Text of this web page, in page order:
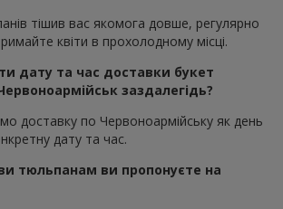
тішив вас якомога довше, регулярно
квіти в прохолодному місці.
дату та час доставки букет
заздалегідь?
доставку по Червоноармійську як день
дату та час.
тюльпанам ви пропонуєте на